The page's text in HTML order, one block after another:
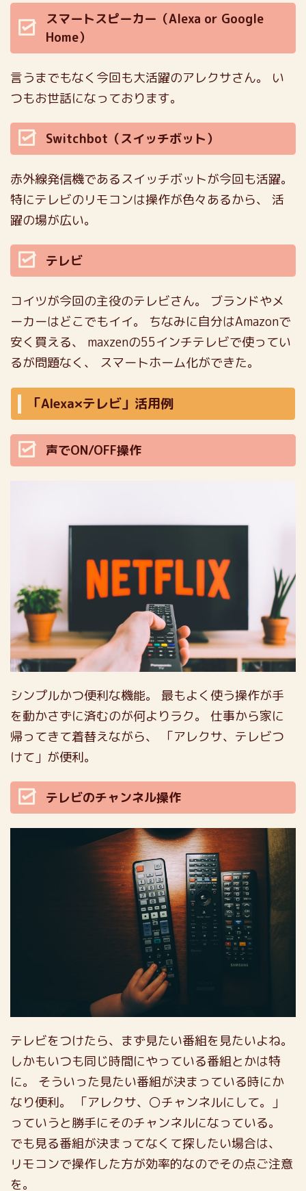
スマートスピーカー（Alexa or Google
Home）
言うまでもなく今回も大活躍のアレクサさん。
い
つもお世話になっております。
Switchbot（スイッチボット）
赤外線発信機であるスイッチボットが今回も活躍。
特にテレビのリモコンは操作が色々あるから、
活
躍の場が広い。
テレビ
コイツが今回の主役のテレビさん。
ブランドやメ
ーカーはどこでもイイ。
ちなみに自分はAmazonで
安く買える、
maxzenの55インチテレビで使ってい
るが問題なく、
スマートホーム化ができた。
「Alexa×テレビ」活用例
声でON/OFF操作
シンプルかつ便利な機能。
最もよく使う操作が手
を動かさずに済むのが何よりラク。
仕事から家に
帰ってきて着替えながら、
「アレクサ、テレビつ
けて」が便利。
テレビのチャンネル操作
テレビをつけたら、まず見たい番組を見たいよね。
しかもいつも同じ時間にやっている番組とかは特
に。
そういった見たい番組が決まっている時にか
なり便利。
「アレクサ、〇チャンネルにして。」
っていうと勝手にそのチャンネルになっている。
でも見る番組が決まってなくて探したい場合は、
リモコンで操作した方が効率的なのでその点ご注意
を。